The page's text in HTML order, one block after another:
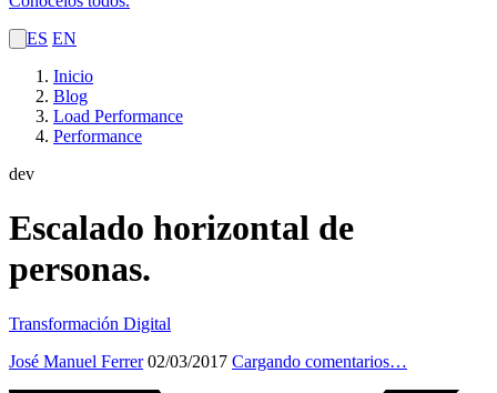
ES EN
Inicio
Blog
Load Performance
Performance
dev
Escalado horizontal de
personas.
Transformación Digital
José Manuel Ferrer 02/03/2017 Cargando comentarios…